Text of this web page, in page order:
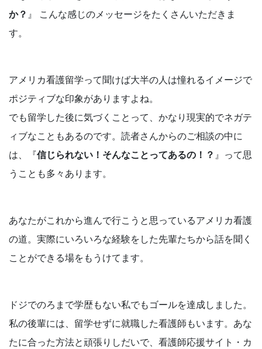
か？ 』 こんな感じのメッセージをたくさんいただきま
す。
アメリカ看護留学って聞けば大半の人は憧れるイメージで
ポジティブな印象がありますよね。
でも留学した後に気づくことって、かなり現実的でネガテ
ィブなこともあるのです。読者さんからのご相談の中に
は、『信じられない！そんなことってあるの！？ 』って思
うことも多々あります。
あなたがこれから進んで行こうと思っているアメリカ看護
の道。実際にいろいろな経験をした先輩たちから話を聞く
ことができる場をもうけてます。
ドジでのろまで学歴もない私でもゴールを達成しました。
私の後輩には、留学せずに就職した看護師もいます。あな
たに合った方法と頑張りしだいで、看護師応援サイト・カ